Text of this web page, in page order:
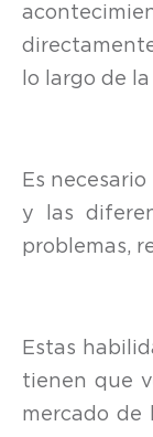
lo largo de
Es
y las
problemas,
Estas
tienen que
mercado de